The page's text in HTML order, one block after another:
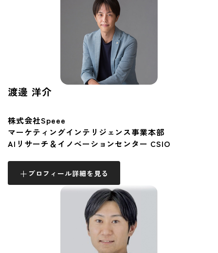
渡邊 洋介
株式会社Speee
マーケティングインテリジェンス事業本部
AIリサーチ＆イノベーションセンター CSIO
プロフィール詳細を見る